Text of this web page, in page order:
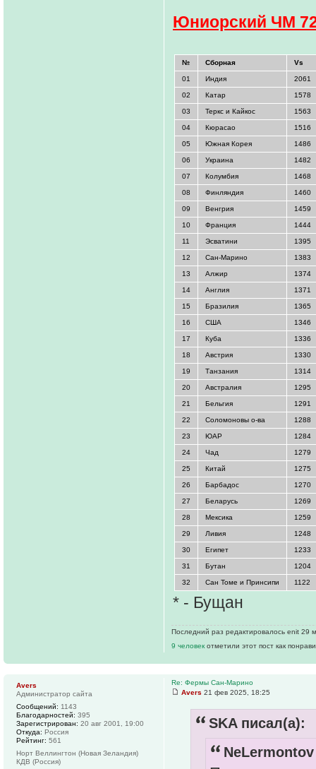
Юниорский ЧМ
№ Сборная Vs
01 Индия 2061
02 Катар 1578
03 Теркс и Кайкос 1563
04 Кюрасао 1516
05 Южная Корея 1486
06 Украина 1482
07 Колумбия 1468
08 Финляндия 1460
09 Венгрия 1459
10 Франция 1444
11 Эсватини 1395
12 Сан-Марино 1383
13 Алжир 1374
14 Англия 1371
15 Бразилия 1365
16 США 1346
17 Куба 1336
18 Австрия 1330
19 Танзания 1314
20 Австралия 1295
21 Бельгия 1291
22 Соломоновы о-ва 1288
23 ЮАР 1284
24 Чад 1279
25 Китай 1275
26 Барбадос 1270
27 Беларусь 1269
28 Мексика 1259
29 Ливия 1248
30 Египет 1233
31 Бутан 1204
32 Сан Томе и Принсипи 1122
* - Бущан
Последний раз редактировалось enit 29
9 человек отметили этот пост как
Re: Фермы Сан-Марино
Avers 21 фев 2025, 18:25
SKA писал(а):
Avers
Администратор сайта
Сообщений: 1143
Благодарностей: 395
Зарегистрирован: 20 авг 2001, 19:00
Откуда: Россия
Рейтинг: 561
Норт Веллингтон (Новая Зеландия)
КДВ (Россия)